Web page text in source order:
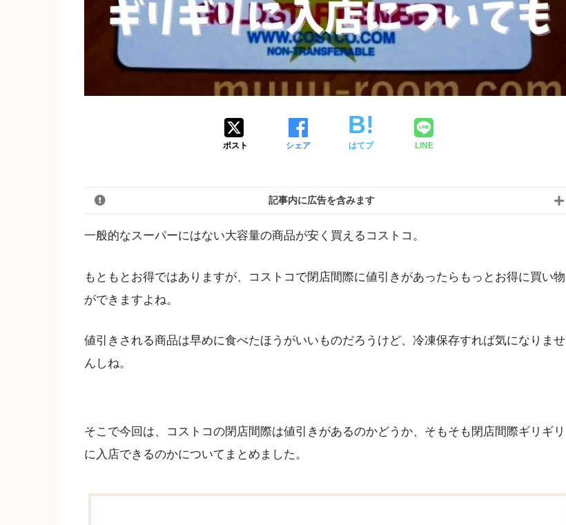
ポスト シェア はてブ LINE
記事内に広告を含みます
一般的なスーパーにはない大容量の商品が安く買えるコストコ。
もともとお得ではありますが、コストコで閉店間際に値引きがあったらもっとお得に買い物
ができますよね。
値引きされる商品は早めに食べたほうがいいものだろうけど、冷凍保存すれば気になりませ
んしね。
そこで今回は、コストコの閉店間際は値引きがあるのかどうか、そもそも閉店間際ギリギリ
に入店できるのかについてまとめました。